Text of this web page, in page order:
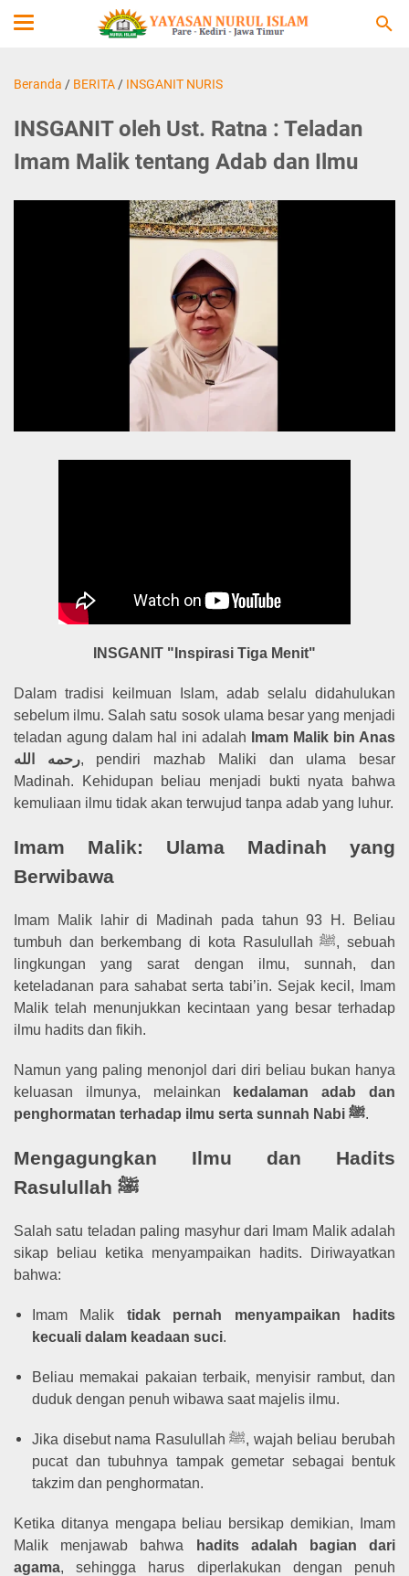
Beranda / BERITA / INSGANIT NURIS
INSGANIT oleh Ust. Ratna : Teladan
Imam Malik tentang Adab dan Ilmu
INSGANIT "Inspirasi Tiga Menit"
Dalam tradisi keilmuan Islam, adab selalu didahulukan
sebelum ilmu. Salah satu sosok ulama besar yang menjadi
teladan agung dalam hal ini adalah
Imam Malik bin Anas
رحمه الله, pendiri mazhab Maliki dan ulama besar
Madinah. Kehidupan beliau menjadi bukti nyata bahwa
kemuliaan ilmu tidak akan terwujud tanpa adab yang luhur.
Imam Malik: Ulama Madinah yang
Berwibawa
Imam Malik lahir di Madinah pada tahun 93 H. Beliau
tumbuh dan berkembang di kota Rasulullah ﷺ, sebuah
lingkungan yang sarat dengan ilmu, sunnah, dan
keteladanan para sahabat serta tabi’in. Sejak kecil, Imam
Malik telah menunjukkan kecintaan yang besar terhadap
ilmu hadits dan fikih.
Namun yang paling menonjol dari diri beliau bukan hanya
keluasan ilmunya, melainkan
kedalaman adab dan
penghormatan terhadap ilmu serta sunnah Nabi ﷺ.
Mengagungkan Ilmu dan Hadits
Rasulullah ﷺ
Salah satu teladan paling masyhur dari Imam Malik adalah
sikap beliau ketika menyampaikan hadits. Diriwayatkan
bahwa:
Imam Malik tidak pernah menyampaikan hadits
kecuali dalam keadaan suci.
Beliau memakai pakaian terbaik, menyisir rambut, dan
duduk dengan penuh wibawa saat majelis ilmu.
Jika disebut nama Rasulullah ﷺ, wajah beliau berubah
pucat dan tubuhnya tampak gemetar sebagai bentuk
takzim dan penghormatan.
Ketika ditanya mengapa beliau bersikap demikian, Imam
Malik menjawab bahwa
hadits adalah bagian dari
agama, sehingga harus diperlakukan dengan penuh